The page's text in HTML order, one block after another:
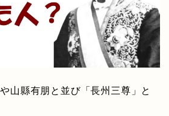
山縣有朋と並び「長州三尊」と